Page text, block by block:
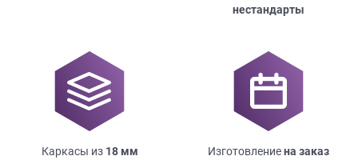
нестандарты
Каркасы из 18мм
Изготовлениена заказ